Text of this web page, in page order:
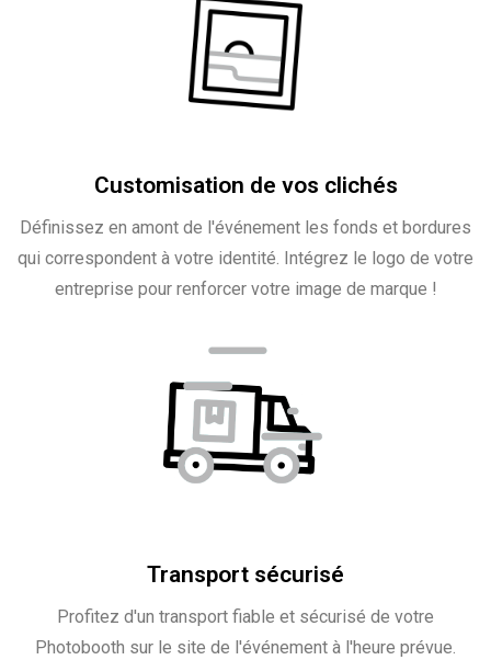
Customisation de vos clichés
Définissez en amont de l'événement les fonds et bordures
qui correspondent à votre identité. Intégrez le logo de votre
entreprise pour renforcer votre image de marque !
Transport sécurisé
Profitez d'un transport fiable et sécurisé de votre
Photobooth sur le site de l'événement à l'heure prévue.